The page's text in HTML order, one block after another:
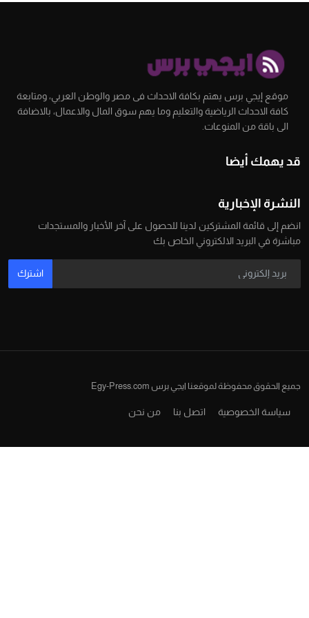
موقع إيجي برس يهتم بكافة الاحداث فى مصر والوطن العربي، ومتابعة
كافة الاحداث الرياضية والتعليم وما يهم سوق المال والاعمال، بالاضافة
الى باقة من المنوعات.
قد يهمك أيضا
النشرة الإخبارية
انضم إلى قائمة المشتركين لدينا للحصول على آخر الأخبار والمستجدات
مباشرة في البريد الالكتروني الخاص بك
اشترك
جميع الحقوق محفوظة لموقعنا ايجي برس Egy-Press.com
سياسة الخصوصية اتصل بنا من نحن